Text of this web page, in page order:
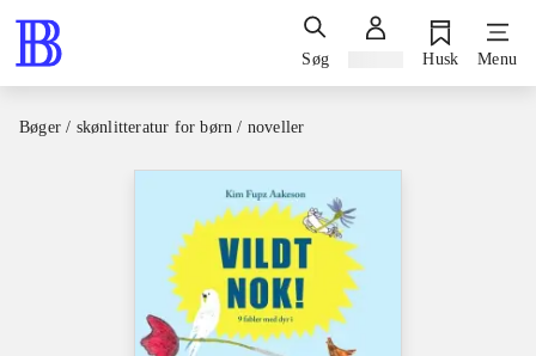
Søg Husk Menu
Bøger / skønlitteratur for børn / noveller